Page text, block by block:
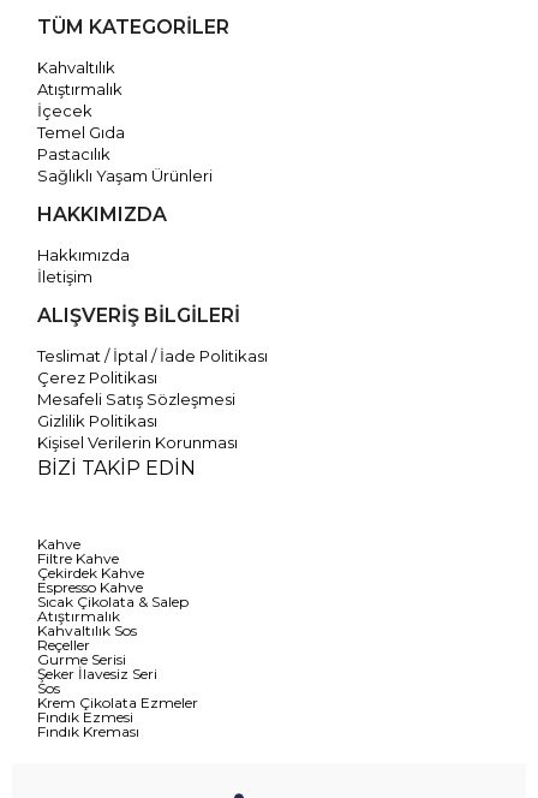
TÜM KATEGORİLER
Kahvaltılık
Atıştırmalık
İçecek
Temel Gıda
Pastacılık
Sağlıklı Yaşam Ürünleri
HAKKIMIZDA
Hakkımızda
İletişim
ALIŞVERİŞ BİLGİLERİ
Teslimat / İptal / İade Politikası
Çerez Politikası
Mesafeli Satış Sözleşmesi
Gizlilik Politikası
Kişisel Verilerin Korunması
BİZİ TAKİP EDİN
Kahve
Filtre Kahve
Çekirdek Kahve
Espresso Kahve
Sıcak Çikolata & Salep
Atıştırmalık
Kahvaltılık Sos
Reçeller
Gurme Serisi
Şeker İlavesiz Seri
Sos
Krem Çikolata Ezmeler
Fındık Ezmesi
Fındık Kreması